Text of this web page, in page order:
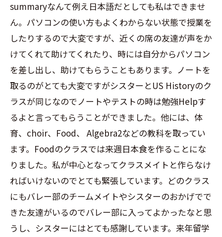
summaryなんて例え日本語だとしても私はできませ
ん。パソコンの使い方もよくわからない状態で授業を
したりするので大変ですが、近くの席の友達が声をか
けてくれて助けてくれたり、時には自分からパソコン
を差し出し、助けてもらうこともあります。ノートを
取るのがとても大変ですがシスターとUS Historyのク
ラスが同じなのでノートやテストの時は勉強Helpす
るよと言ってもらうことができました。他には、体
育、choir、Food、 Algebra2などの教科を取ってい
ます。Foodのクラスでは来週日本食を作ることにな
りました。私が中心となってクラスメイトと作らなけ
ればいけないのでとても緊張しています。どのクラス
にもバレー部のチームメイトやシスターのおかげでで
きた友達がいるのでバレー部に入ってよかったなと思
うし、シスターにはとても感謝しています。来年留学